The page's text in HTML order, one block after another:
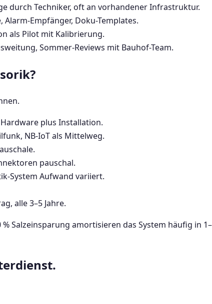
durch Techniker, oft an vorhandener Infrastruktur.
Empfänger, Doku-Templates.
als Pilot mit Kalibrierung.
Sommer-Reviews mit Bauhof-Team.
plus Installation.
NB-IoT als Mittelweg.
pauschal.
System Aufwand variiert.
alle 3–5 Jahre.
Salzeinsparung amortisieren das System häufig in